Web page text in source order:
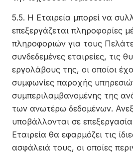
5.5. Η Εταιρεία μπορεί να
επεξεργάζεται πληροφορίες
πληροφοριών για τους
συνδεδεμένες εταιρείες, τις
εργολάβους της, οι οποίοι
συμφωνίες παροχής
συμπεριλαμβανομένης της
των ανωτέρω δεδομένων.
υποβάλλονται σε
Εταιρεία θα εφαρμόζει τις
ασφάλειά τους, οι οποίες